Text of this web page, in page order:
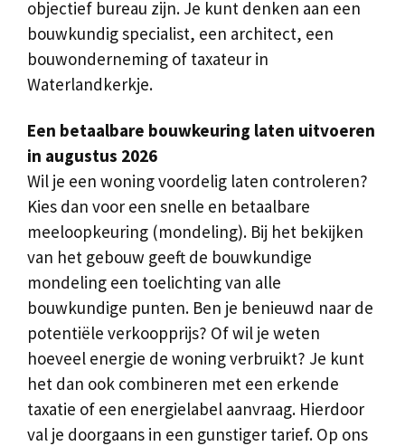
objectief bureau zijn. Je kunt denken aan een
bouwkundig specialist, een architect, een
bouwonderneming of taxateur in
Waterlandkerkje.
Een betaalbare bouwkeuring laten uitvoeren
in augustus 2026
Wil je een woning voordelig laten controleren?
Kies dan voor een snelle en betaalbare
meeloopkeuring (mondeling). Bij het bekijken
van het gebouw geeft de bouwkundige
mondeling een toelichting van alle
bouwkundige punten. Ben je benieuwd naar de
potentiële verkoopprijs? Of wil je weten
hoeveel energie de woning verbruikt? Je kunt
het dan ook combineren met een erkende
taxatie of een energielabel aanvraag. Hierdoor
val je doorgaans in een gunstiger tarief. Op ons